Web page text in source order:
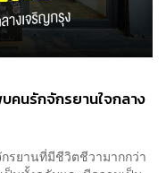
คนรักจักรยานใจกลาง
รยานที่มีชีวิตชีวามากกว่า